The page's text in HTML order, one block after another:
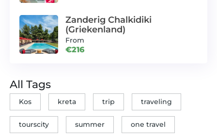
Zanderig Chalkidiki
(Griekenland)
From
€216
All Tags
Kos kreta trip traveling
tourscity summer one travel